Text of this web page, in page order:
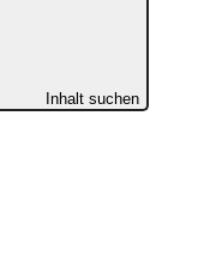
Inhalt suchen